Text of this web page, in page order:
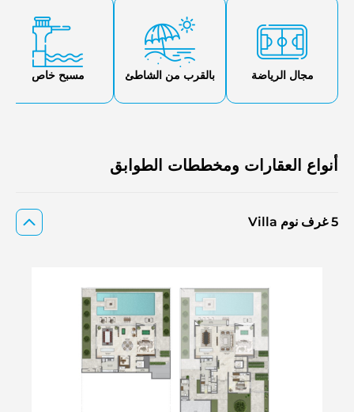
مجال الرياضة بالقرب من الشاطئ مسبح خاص
أنواع العقارات ومخططات الطوابق
5 غرف نوم Villa